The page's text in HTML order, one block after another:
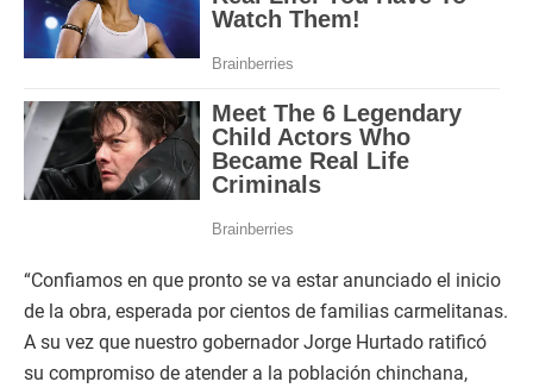
“Confiamos en que pronto se va estar anunciado el inicio
de la obra, esperada por cientos de familias carmelitanas.
A su vez que nuestro gobernador Jorge Hurtado ratificó
su compromiso de atender a la población chinchana,